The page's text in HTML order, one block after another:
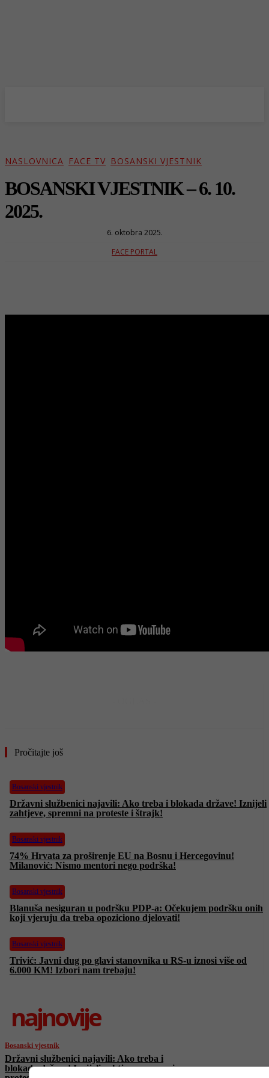
NASLOVNICA FACE TV BOSANSKI VJESTNIK
BOSANSKI VJESTNIK – 6. 10.
2025.
6. oktobra 2025.
FACE PORTAL
Pročitajte još
Bosanski vjestnik
Državni službenici najavili: Ako treba i blokada države! Iznijeli
zahtjeve, spremni na proteste i štrajk!
Bosanski vjestnik
74% Hrvata za proširenje EU na Bosnu i Hercegovinu!
Milanović: Nismo mentori nego podrška!
Bosanski vjestnik
Blanuša nesiguran u podršku PDP-a: Očekujem podršku onih
koji vjeruju da treba opoziciono djelovati!
Bosanski vjestnik
Trivić: Javni dug po glavi stanovnika u RS-u iznosi više od
6.000 KM! Izbori nam trebaju!
najnovije
Bosanski vjestnik
Državni službenici najavili: Ako treba i
blokada države! Iznijeli zahtjeve, spremni na